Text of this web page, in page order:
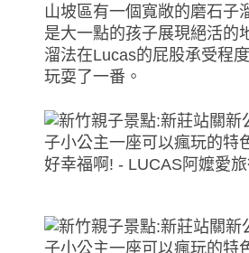
山坡區有一個寬敞的磨石子
是大一點的孩子展現絕活的
溜法在Lucas的屁股承受程
玩耍了一番。